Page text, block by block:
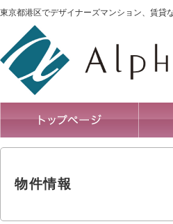
東京都港区でデザイナーズマンション、賃貸
物件情報